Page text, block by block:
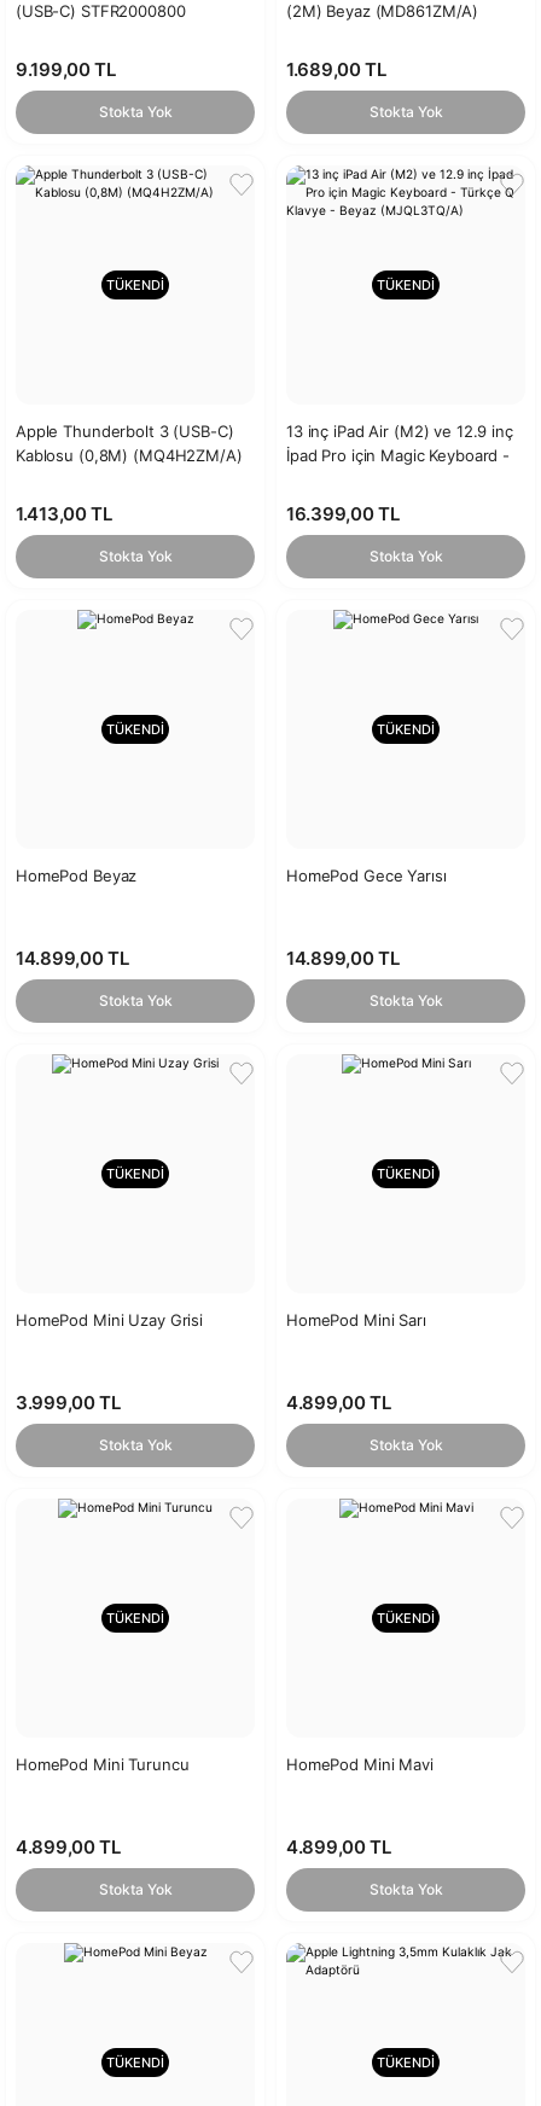
(USB-C) STFR2000800
9.199,00 TL
Stokta Yok
(2M) Beyaz (MD861ZM/A)
1.689,00 TL
Stokta Yok
TÜKENDİ
Apple Thunderbolt 3 (USB-C)
Kablosu (0,8M) (MQ4H2ZM/A)
1.413,00 TL
Stokta Yok
TÜKENDİ
13 inç iPad Air (M2) ve 12.9 inç
İpad Pro için Magic Keyboard -
(MJQL3TQ/A)
16.399,00 TL
Stokta Yok
TÜKENDİ
HomePod Beyaz
14.899,00 TL
Stokta Yok
TÜKENDİ
HomePod Gece Yarısı
14.899,00 TL
Stokta Yok
TÜKENDİ
HomePod Mini Uzay Grisi
3.999,00 TL
Stokta Yok
TÜKENDİ
HomePod Mini Sarı
4.899,00 TL
Stokta Yok
TÜKENDİ
HomePod Mini Turuncu
4.899,00 TL
Stokta Yok
TÜKENDİ
HomePod Mini Mavi
4.899,00 TL
Stokta Yok
TÜKENDİ TÜKENDİ